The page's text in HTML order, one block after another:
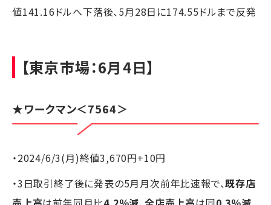
値141.16ドルへ下落後、5月28日に174.55ドルまで反発
【東京市場：6月4日】
★ワークマン＜7564＞
・2024/6/3(月)終値3,670円+10円
・3日取引終了後に発表の5月月次前年比速報で、既存店